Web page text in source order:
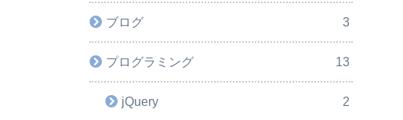
ブログ 3
プログラミング 13
jQuery 2